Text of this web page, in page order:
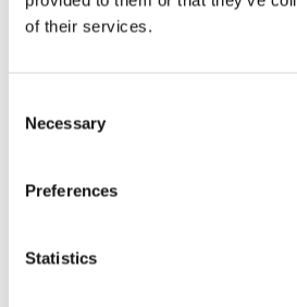
of their services.
Selection
Necessary
Preferences
Statistics
Självklart har XPL den nya
alla Vision X har numera som är
aluminiumdelar är utbytta mot
Glaset är stenskotttåligt samt
hålla sig fräscht och helt i